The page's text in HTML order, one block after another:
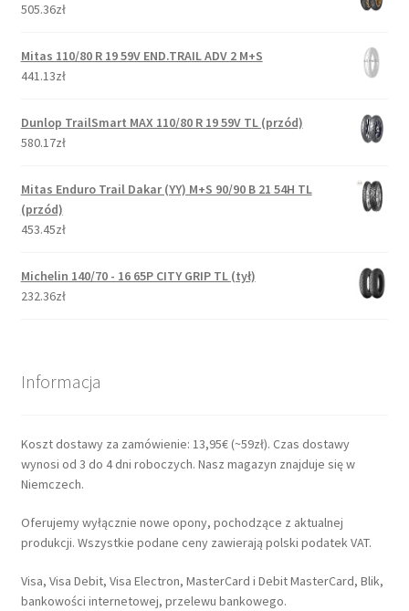
505.36zł
Mitas 110/80 R 19 59V END.TRAIL ADV 2 M+S
441.13zł
Dunlop TrailSmart MAX 110/80 R 19 59V TL (przód)
580.17zł
Mitas Enduro Trail Dakar (YY) M+S 90/90 B 21 54H TL
(przód)
453.45zł
Michelin 140/70 - 16 65P CITY GRIP TL (tył)
232.36zł
Informacja
Koszt dostawy za zamówienie: 13,95€ (~59zł). Czas dostawy
wynosi od 3 do 4 dni roboczych. Nasz magazyn znajduje się w
Niemczech.
Oferujemy wyłącznie nowe opony, pochodzące z aktualnej
produkcji. Wszystkie podane ceny zawierają polski podatek VAT.
Visa, Visa Debit, Visa Electron, MasterCard i Debit MasterCard, Blik,
bankowości internetowej, przelewu bankowego.